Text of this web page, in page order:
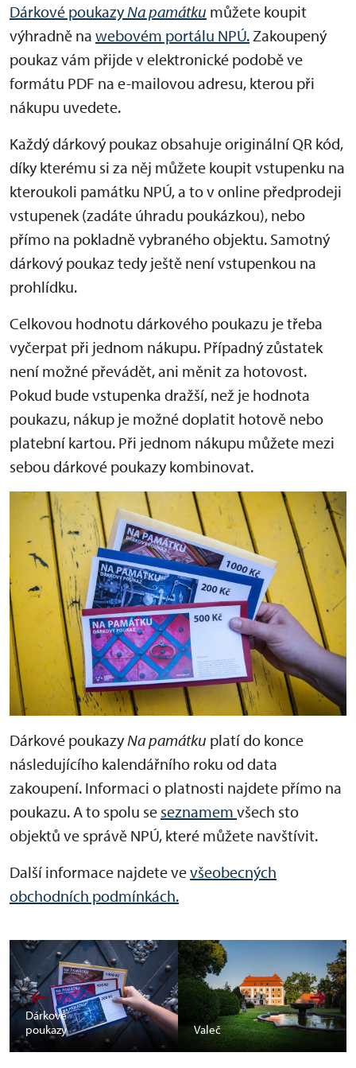
Dárkové poukazyNa památku můžete koupit
výhradně na webovém portálu NPÚ. Zakoupený
poukaz vám přijde v elektronické podobě ve
formátu PDF na e-mailovou adresu, kterou při
nákupu uvedete.
Každý dárkový poukaz obsahuje originální QR kód,
díky kterému si za něj můžete koupit vstupenku na
kteroukoli památku NPÚ, a to v online předprodeji
vstupenek (zadáte úhradu poukázkou), nebo
přímo na pokladně vybraného objektu. Samotný
dárkový poukaz tedy ještě není vstupenkou na
prohlídku.
Celkovou hodnotu dárkového poukazu je třeba
vyčerpat při jednom nákupu. Případný zůstatek
není možné převádět, ani měnit za hotovost.
Pokud bude vstupenka dražší, než je hodnota
poukazu, nákup je možné doplatit hotově nebo
platební kartou. Při jednom nákupu můžete mezi
sebou dárkové poukazy kombinovat.
Dárkové poukazyNa památku platí do konce
následujícího kalendářního roku od data
zakoupení. Informaci o platnosti najdete přímo na
poukazu. A to spolu se seznamem všech sto
objektů ve správě NPÚ, které můžete navštívit.
Další informace najdete vevšeobecných
obchodních podmínkách.
Dárkové
poukazy
Valeč